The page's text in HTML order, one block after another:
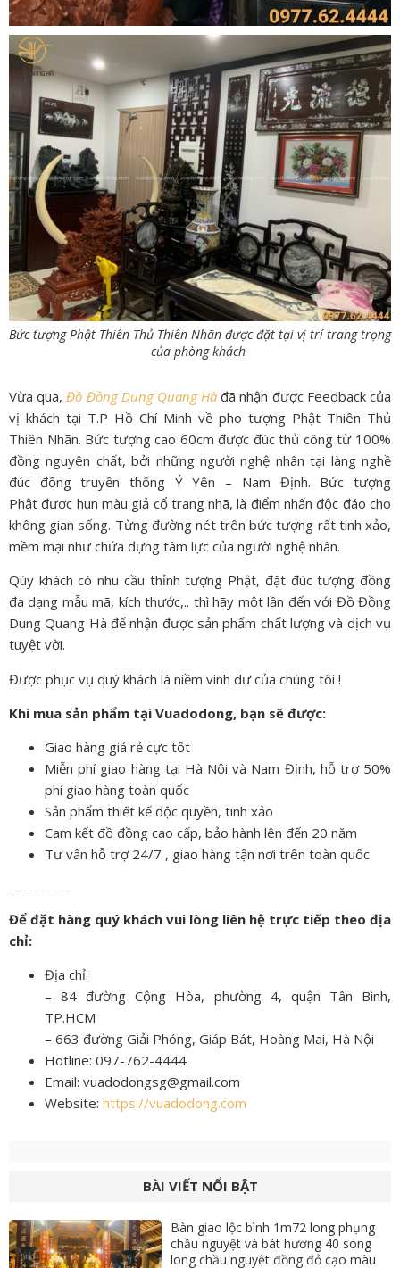
Bức tượng Phật Thiên Thủ Thiên Nhãn được đặt tại vị trí trang trọng
của phòng khách
Vừa qua, Đồ Đồng Dung Quang Hà đã nhận được Feedback của
vị khách tại T.P Hồ Chí Minh về pho tượng Phật Thiên Thủ
Thiên Nhãn. Bức tượng cao 60cm được đúc thủ công từ 100%
đồng nguyên chất, bởi những người nghệ nhân tại làng nghề
đúc đồng truyền thống Ý Yên – Nam Định. Bức tượng
Phật được hun màu giả cổ trang nhã, là điểm nhấn độc đáo cho
không gian sống. Từng đường nét trên bức tượng rất tinh xảo,
mềm mại như chứa đựng tâm lực của người nghệ nhân.
Qúy khách có nhu cầu thỉnh tượng Phật, đặt đúc tượng đồng
đa dạng mẫu mã, kích thước,.. thì hãy một lần đến với Đồ Đồng
Dung Quang Hà để nhận được sản phẩm chất lượng và dịch vụ
tuyệt vời.
Được phục vụ quý khách là niềm vinh dự của chúng tôi !
Khi mua sản phẩm tại Vuadodong, bạn sẽ được:
Giao hàng giá rẻ cực tốt
Miễn phí giao hàng tại Hà Nội và Nam Định, hỗ trợ 50%
phí giao hàng toàn quốc
Sản phẩm thiết kế độc quyền, tinh xảo
Cam kết đồ đồng cao cấp, bảo hành lên đến 20 năm
Tư vấn hỗ trợ 24/7 , giao hàng tận nơi trên toàn quốc
Để đặt hàng quý khách vui lòng liên hệ trực tiếp theo địa
chỉ:
Địa chỉ:
– 84 đường Cộng Hòa, phường 4, quận Tân Bình,
TP.HCM
– 663 đường Giải Phóng, Giáp Bát, Hoàng Mai, Hà Nội
Hotline: 097-762-4444
Email: vuadodongsg@gmail.com
Website: https://vuadodong.com
BÀI VIẾT NỔI BẬT
Bàn giao lộc bình 1m72 long phụng
chầu nguyệt và bát hương 40 song
long chầu nguyệt đồng đỏ cạo màu